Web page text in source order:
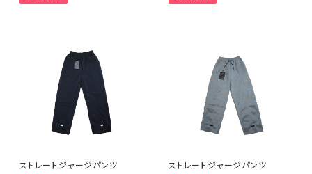
ストレートジャージパンツ ストレートジャージパンツ